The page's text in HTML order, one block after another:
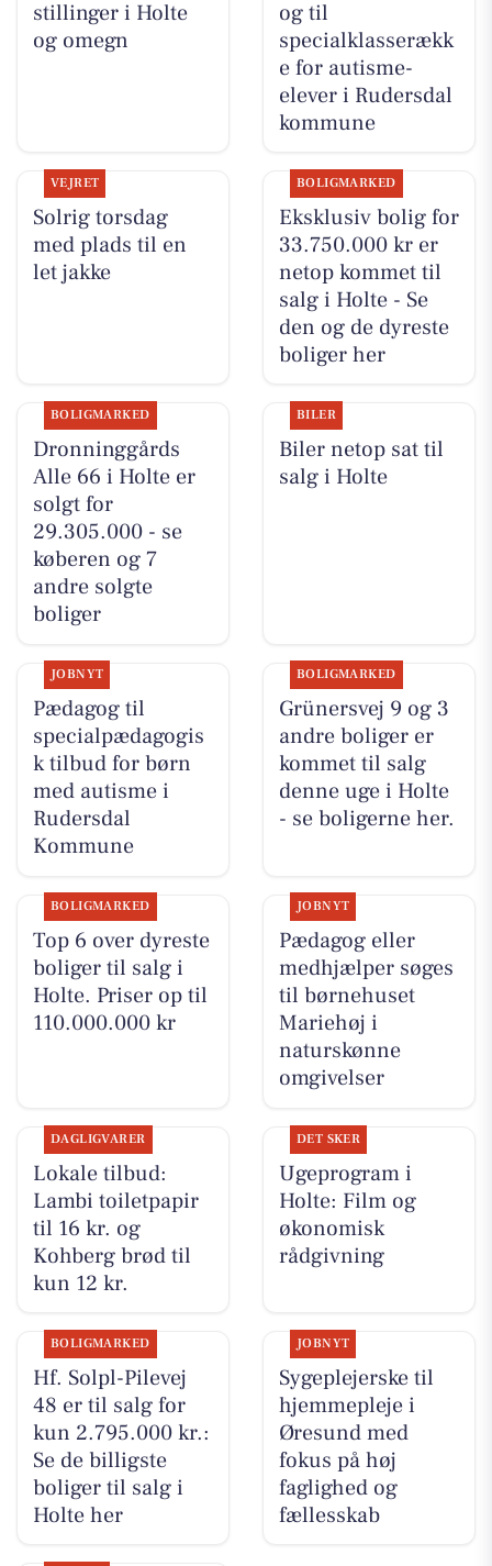
stillinger i Holte
og omegn
og til
specialklasserækk
e for autisme-
elever i Rudersdal
kommune
VEJRET
Solrig torsdag
med plads til en
let jakke
BOLIGMARKED
Eksklusiv bolig for
33.750.000 kr er
netop kommet til
salg i Holte - Se
den og de dyreste
boliger her
BOLIGMARKED
Dronninggårds
Alle 66 i Holte er
solgt for
29.305.000 - se
køberen og 7
andre solgte
boliger
BILER
Biler netop sat til
salg i Holte
JOBNYT
Pædagog til
specialpædagogis
k tilbud for børn
med autisme i
Rudersdal
Kommune
BOLIGMARKED
Grünersvej 9 og 3
andre boliger er
kommet til salg
denne uge i Holte
- se boligerne her.
BOLIGMARKED
Top 6 over dyreste
boliger til salg i
Holte. Priser op til
110.000.000 kr
JOBNYT
Pædagog eller
medhjælper søges
til børnehuset
Mariehøj i
naturskønne
omgivelser
DAGLIGVARER
Lokale tilbud:
Lambi toiletpapir
til 16 kr. og
Kohberg brød til
kun 12 kr.
DET SKER
Ugeprogram i
Holte: Film og
økonomisk
rådgivning
BOLIGMARKED
Hf. Solpl-Pilevej
48 er til salg for
kun 2.795.000 kr.:
Se de billigste
boliger til salg i
Holte her
JOBNYT
Sygeplejerske til
hjemmepleje i
Øresund med
fokus på høj
faglighed og
fællesskab